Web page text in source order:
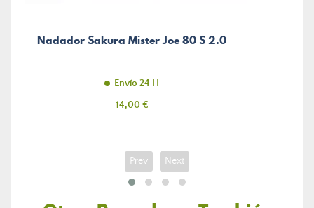
Nadador Sakura Mister Joe 80 S 2.0
Envío 24 H
Precio
14,00 €
Prev Next